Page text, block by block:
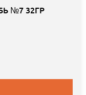
№7 32ГР